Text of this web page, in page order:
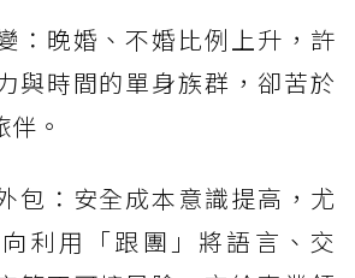
：晚婚、不婚比例上升，許
與時間的單身族群，卻苦於
。
包：安全成本意識提高，尤
利用「跟團」將語言、交